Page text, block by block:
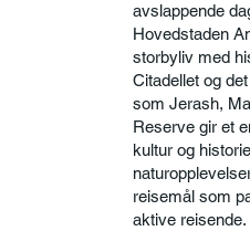
avslappende
Hovedstaden
storbyliv med
Citadellet og
som Jerash,
Reserve gir et
kultur og
reisemål som
aktive reisende.